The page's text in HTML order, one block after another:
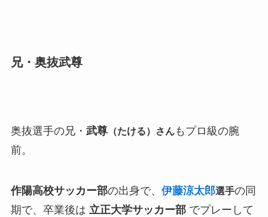
兄・奥抜武尊
奥抜選手の兄・ 武尊（たける）さんもプロ級の腕
前。
作陽高校サッカー部の出身で、 伊藤涼太郎選手の同
期で、卒業後は 立正大学サッカー部でプレーして